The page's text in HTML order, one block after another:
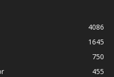
4086
1645
750
455